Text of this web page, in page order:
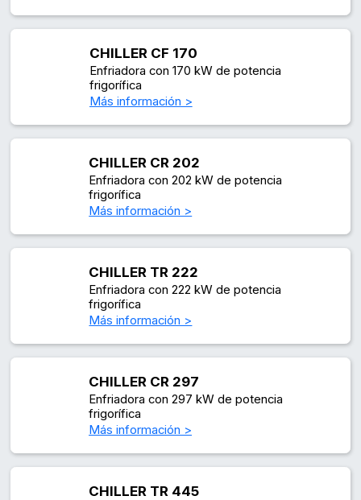
CHILLER CF 170
Enfriadora con 170 kW de potencia
frigorífica
Más información >
CHILLER CR 202
Enfriadora con 202 kW de potencia
frigorífica
Más información >
CHILLER TR 222
Enfriadora con 222 kW de potencia
frigorífica
Más información >
CHILLER CR 297
Enfriadora con 297 kW de potencia
frigorífica
Más información >
CHILLER TR 445